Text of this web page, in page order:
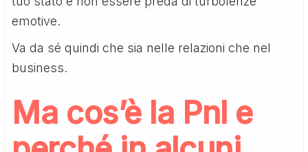
emotive.
Va da sé quindi che sia nelle relazioni che nel
business.
Ma cos’è la Pnl e